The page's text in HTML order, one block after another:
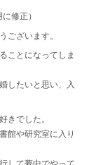
修正）
ございます。
ことになってしま
したいと思い、入
きでした。
館や研究室に入り